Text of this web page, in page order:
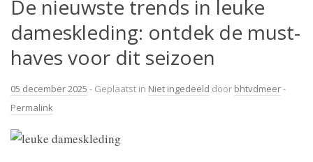
De nieuwste trends in leuke
dameskleding: ontdek de must-
haves voor dit seizoen
05 december 2025 - Geplaatst in Niet ingedeeld door bhtvdmeer-
Permalink